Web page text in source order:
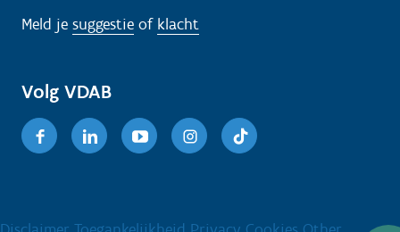
Meld je suggestie of klacht
Volg VDAB
FacebookLinkedinYoutubeInstagram